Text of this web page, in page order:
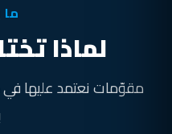
ما
لماذا
مقوّمات نعتمد عليها